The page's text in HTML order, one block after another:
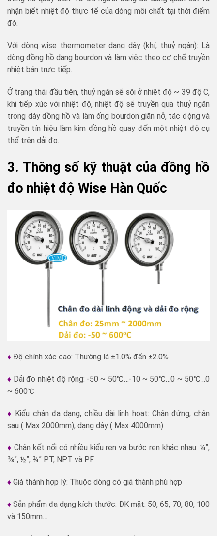
nhận biết nhiệt độ thực tế của dòng môi chất tại thời điểm
đó.
Với dòng wise thermometer dạng dây (khí, thuỷ ngân): Là
dòng đồng hồ dạng bourdon và làm việc theo cơ chế truyền
nhiệt bán trực tiếp.
Ở trạng thái đầu tiên, thuỷ ngân sẽ sôi ở nhiệt độ ~ 39 độ C,
khi tiếp xúc với nhiệt độ, nhiệt độ sẽ truyền qua thuỷ ngân
trong dây đồng hồ và làm ống bourdon giãn nở, tác động và
truyền tín hiệu làm kim đồng hồ quay đến một nhiệt độ cụ
thể trên dải đo.
3. Thông số kỹ thuật của đồng hồ
đo nhiệt độ Wise Hàn Quốc
♦ Độ chính xác cao: Thường là ±1.0% đến ±2.0%
♦ Dải đo nhiệt độ rộng: -50 ~ 50℃…-10 ~ 50℃…0 ~ 50℃…0
~ 600℃
♦ Kiểu chân đa dạng, chiều dài linh hoạt: Chân đứng, chân
sau ( Max 2000mm), dạng dây ( Max 4000mm)
♦ Chân kết nối có nhiều kiểu ren và bước ren khác nhau: ¼”,
⅜”, ½”, ¾” PT, NPT và PF
♦ Giá thành hợp lý: Thuộc dòng có giá thành phù hợp
♦ Sản phẩm đa dạng kích thước: ĐK mặt: 50, 65, 70, 80, 100
và 150mm…